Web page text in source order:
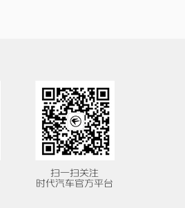
扫一扫关注
时代汽车官方平台